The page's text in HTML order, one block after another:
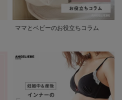
ママとベビーのお役立ちコラム